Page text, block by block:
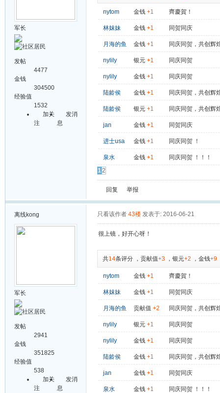
军长
发帖
4477
金钱
304500
经验值
1532
加关
注
发消
息
nytom 金钱 +1 齊慶賀！
林妺妹 金钱 +1 同贺同庆
月海的鱼 金钱 +1 同庆同贺，共创辉
nylily 银元 +1 同庆同贺
nylily 金钱 +1 同庆同贺
陆龄侯 金钱 +1 同庆同贺，共创辉
陆龄侯 银元 +1 同庆同贺，共创辉
jan 金钱 +1 同贺同庆
进士usa 金钱 +1 同庆同贺 ！
泉水 金钱 +1
同庆同贺 ！！！
12
回复 举报
离线kong
军长
发帖
2941
金钱
351825
经验值
538
加关
注
发消
息
只看该作者 43楼 发表于: 2016-06-21
很上镜，好开心呀！
共14条评分 ， 贡献值+3 ， 银元+2 ， 金钱+9
nytom 金钱 +1 齊慶賀！
林妺妹 金钱 +1 同贺同庆
月海的鱼 贡献值 +2 同庆同贺，共创辉
nylily 银元 +1 同庆同贺
nylily 金钱 +1 同庆同贺
陆龄侯 金钱 +1 同庆同贺，共创辉
jan 金钱 +1 同贺同庆
泉水 金钱 +1 同庆同贺 ！！！